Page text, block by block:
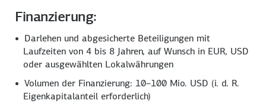
Finanzierung:
Darlehen und abgesicherte Beteiligungen mit
Laufzeiten von 4 bis 8 Jahren, auf Wunsch in EUR, USD
oder ausgewählten Lokalwährungen
Volumen der Finanzierung: 10–100 Mio. USD (i. d. R.
Eigenkapitalanteil erforderlich)